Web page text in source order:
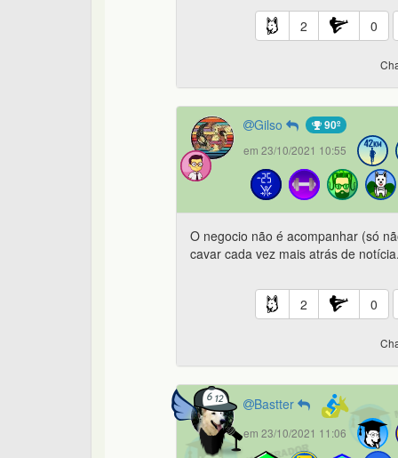
2 0
Gilso 90º
em 23/10/2021 10:55
O negocio não é acompanhar (só
cavar cada vez mais atrás de
2 0
Bastter
em 23/10/2021 11:06